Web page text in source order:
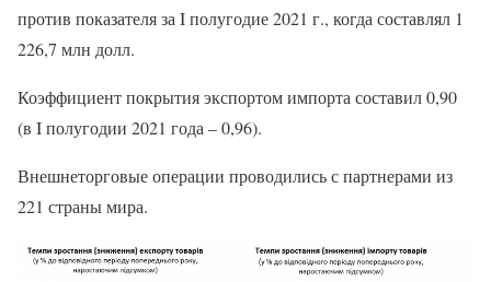
против показателя за I полугодие 2021 г., когда составлял 1
226,7 млн ​​долл.
Коэффициент покрытия экспортом импорта составил 0,90
(в I полугодии 2021 года – 0,96).
Внешнеторговые операции проводились с партнерами из
221 страны мира.